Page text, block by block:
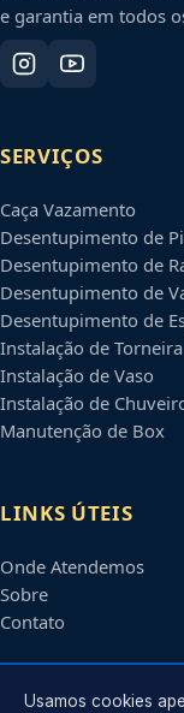
e garantia em todos
SERVIÇOS
Caça Vazamento
Desentupimento de
Desentupimento de
Desentupimento de
Desentupimento de
Instalação de Torneira
Instalação de Vaso
Instalação de
Manutenção de Box
LINKS ÚTEIS
Onde Atendemos
Sobre
Contato
CONTATO
Usamos cookies